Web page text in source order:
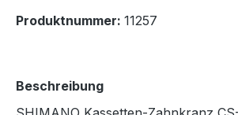
Produktnummer: 11257
Beschreibung